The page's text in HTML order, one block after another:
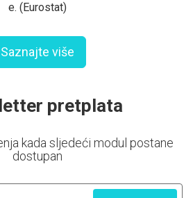
e. (Eurostat)
Saznajte više
pretplata
kada sljedeći modul postane
dostupan